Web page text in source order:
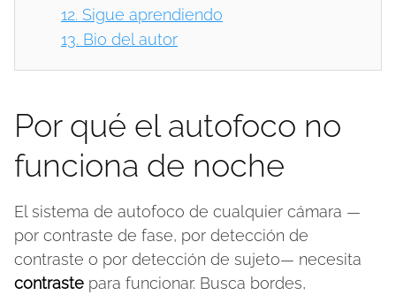
12. Sigue aprendiendo
13. Bio del autor
Por qué el autofoco no
funciona de noche
El sistema de autofoco de cualquier cámara —
por contraste de fase, por detección de
contraste o por detección de sujeto— necesita
contraste para funcionar. Busca bordes,